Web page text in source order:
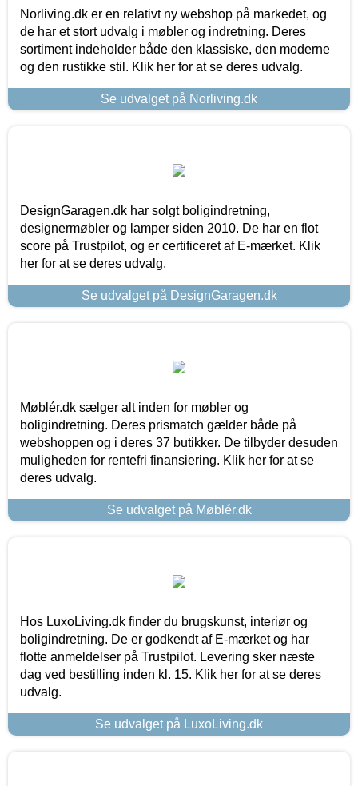
Norliving.dk er en relativt ny webshop på markedet, og
de har et stort udvalg i møbler og indretning. Deres
sortiment indeholder både den klassiske, den moderne
og den rustikke stil. Klik her for at se deres udvalg.
Se udvalget på Norliving.dk
DesignGaragen.dk har solgt boligindretning,
designermøbler og lamper siden 2010. De har en flot
score på Trustpilot, og er certificeret af E-mærket. Klik
her for at se deres udvalg.
Se udvalget på DesignGaragen.dk
Møblér.dk sælger alt inden for møbler og
boligindretning. Deres prismatch gælder både på
webshoppen og i deres 37 butikker. De tilbyder desuden
muligheden for rentefri finansiering. Klik her for at se
deres udvalg.
Se udvalget på Møblér.dk
Hos LuxoLiving.dk finder du brugskunst, interiør og
boligindretning. De er godkendt af E-mærket og har
flotte anmeldelser på Trustpilot. Levering sker næste
dag ved bestilling inden kl. 15. Klik her for at se deres
udvalg.
Se udvalget på LuxoLiving.dk